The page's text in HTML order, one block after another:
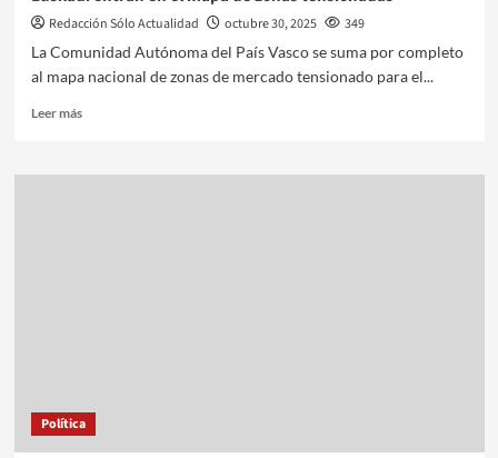
Redacción Sólo Actualidad octubre 30, 2025
349
La Comunidad Autónoma del País Vasco se suma por completo
al mapa nacional de zonas de mercado tensionado para el...
Leer más
Política